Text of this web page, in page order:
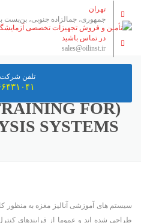
تهران
جمهوری، جمالزاده جنوبی، بن‌بست بهزادی،
در تماس باشید
sales@oilinst.ir
تلفن شرکت ۱۰ خط
۰۲۱- دستگاه های
FOR
SYSTEMS)
سیستم های آموزشی آنالیز مغزه به منظور
طراحی شده اند و عموما از فرایندهای